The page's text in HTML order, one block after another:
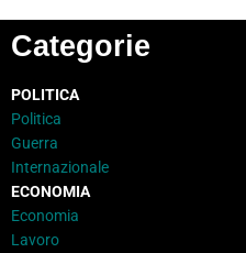
Categorie
POLITICA
Politica
Guerra
Internazionale
ECONOMIA
Economia
Lavoro